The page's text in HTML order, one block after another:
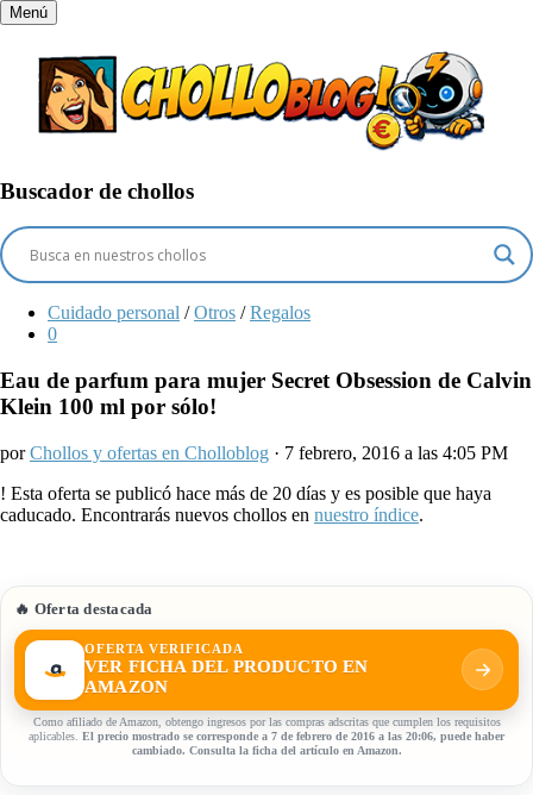
Menú
Buscador de chollos
Cuidado personal / Otros / Regalos
0
Eau de parfum para mujer Secret Obsession de Calvin
Klein 100 ml por sólo!
porChollos y ofertas en Cholloblog · 7 febrero, 2016 a las 4:05 PM
! Esta oferta se publicó hace más de 20 días y es posible que haya
caducado. Encontrarás nuevos chollos en nuestro índice.
🔥 Oferta destacada
OFERTA VERIFICADA
VER FICHA DEL PRODUCTO EN
AMAZON
Como afiliado de Amazon, obtengo ingresos por las compras adscritas que cumplen los requisitos
aplicables. El precio mostrado se corresponde a 7 de febrero de 2016 a las 20:06, puede haber
cambiado. Consulta la ficha del artículo en Amazon.